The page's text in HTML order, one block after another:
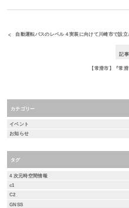
自動運転バスのレベル４実装に向けて川崎市で設立された
記
【常滑市】『常
カテゴリー
イベント
お知らせ
タグ
4 次元時空間情報
c1
C2
GNSS